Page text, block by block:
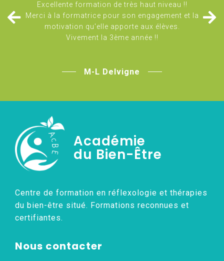
Excellente formation de très haut niveau !!
Merci à la formatrice pour son engagement et la
motivation qu'elle apporte aux élèves.
Vivement la 3ème année !!
M-L Delvigne
Académie
du Bien-Être
Centre de formation en réflexologie et thérapies
du bien-être situé. Formations reconnues et
certifiantes.
Nous contacter